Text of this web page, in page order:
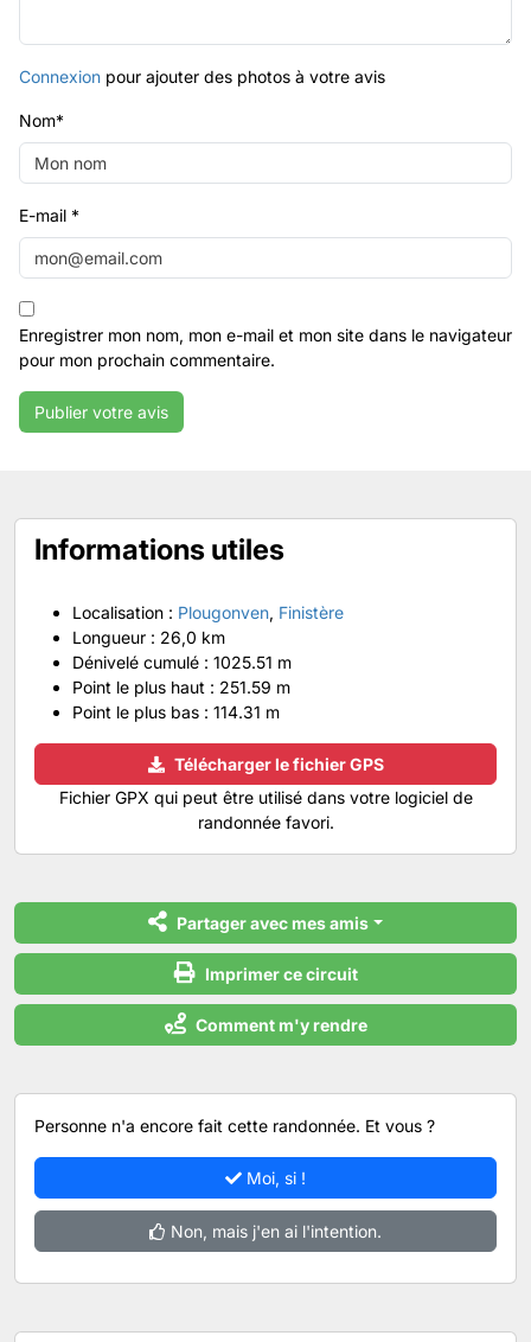
Connexion pour ajouter des photos à votre avis
Nom*
E-mail *
Enregistrer mon nom, mon e-mail et mon site dans le navigateur
pour mon prochain commentaire.
Informations utiles
Localisation : Plougonven, Finistère
Longueur : 26,0 km
Dénivelé cumulé : 1025.51 m
Point le plus haut : 251.59 m
Point le plus bas : 114.31 m
Télécharger le fichier GPS
Fichier GPX qui peut être utilisé dans votre logiciel de
randonnée favori.
Partager avec mes amis
Imprimer ce circuit
Comment m'y rendre
Personne n'a encore fait cette randonnée. Et vous ?
Moi, si !
Non, mais j'en ai l'intention.